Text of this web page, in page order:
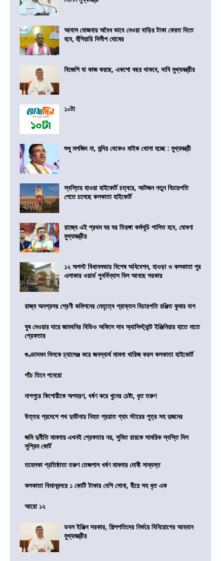
আবাস যোজনায় অবৈধ ভাবে নেওয়া বাড়ির টাকা ফেরত দিতে
হবে, হুঁশিয়ারি দিলীপ ঘোষের
বিজেপি যা কাজ করছে, একশো বছর থাকবে, দাবি মুখ্যমন্ত্রীর
১০টা
শুধু মসজিদ না, মন্দির থেকেও মাইক খোলা হচ্ছে : মুখ্যমন্ত্রী
স্বস্তির হাওয়া হাইকোর্ট চত্বরে, আটজন নতুন বিচারপতি
পেতে চলেছে কলকাতা হাইকোর্ট
রাজ্যে এই প্রথম ঘর ঘর তিরঙ্গা কর্মসূচি পালিত হবে, ঘোষণা
মুখ্যমন্ত্রীর
১২ অগস্ট বিধানসভার বিশেষ অধিবেশন, হাওড়া ও কলকাতা পুর
এলাকার ওয়ার্ড পুনর্বিন্যাস বিল আনছে সরকার
রাজ্য অনগ্রসর শ্রেণী কমিশনের নেতৃত্বে প্রাক্তন বিচারপতি রঞ্জিত কুমার বাগ
ঘুষ নেওয়ার দায়ে জামবনির বিডিও অফিসে সাব অ্যাসিস্ট্যান্ট ইঞ্জিনিয়ার হাতে নাতে
গ্রেফতার
গুণ্ডাদমন বিলকে চ্যালেঞ্জ করে জনস্বার্থ মামলা খারিজ করল কলকাতা হাইকোর্ট
পাঁচ তিনে পনেরো
নাগপুরে কিশোরীকে অপহরণ, ধর্ষণ করে খুনের চেষ্টা, ধৃত তরুণ
উত্তর প্রদেশে পথ দুর্ঘটনায় নিহত প্রয়াত গ্যাং স্টারের পুত্র সহ দুজনের
জমি দুর্নীতি মামলায় এখনই গ্রেফতার নয়, সুমিত রায়কে সাময়িক স্বস্তি দিল
সুপ্রিম কোর্ট
তহেলকা প্রতিষ্ঠাতা তরুণ তেজপাল ধর্ষণ মামলার দোষী সাব্যস্ত
কলকাতা বিমানবন্দরে ১ কোটি টাকার বেশি সোনা, হীরে সহ ধৃত এক
আরো ১২
ডবল ইঞ্জিন সরকার, শিল্পপতিদের নির্ভয়ে বিনিয়োগের আহবান
মুখ্যমন্ত্রীর